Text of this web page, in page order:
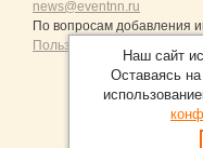
news@eventnn.ru
По вопросам добавления
Пользовательское
Наш сайт
Оставаясь